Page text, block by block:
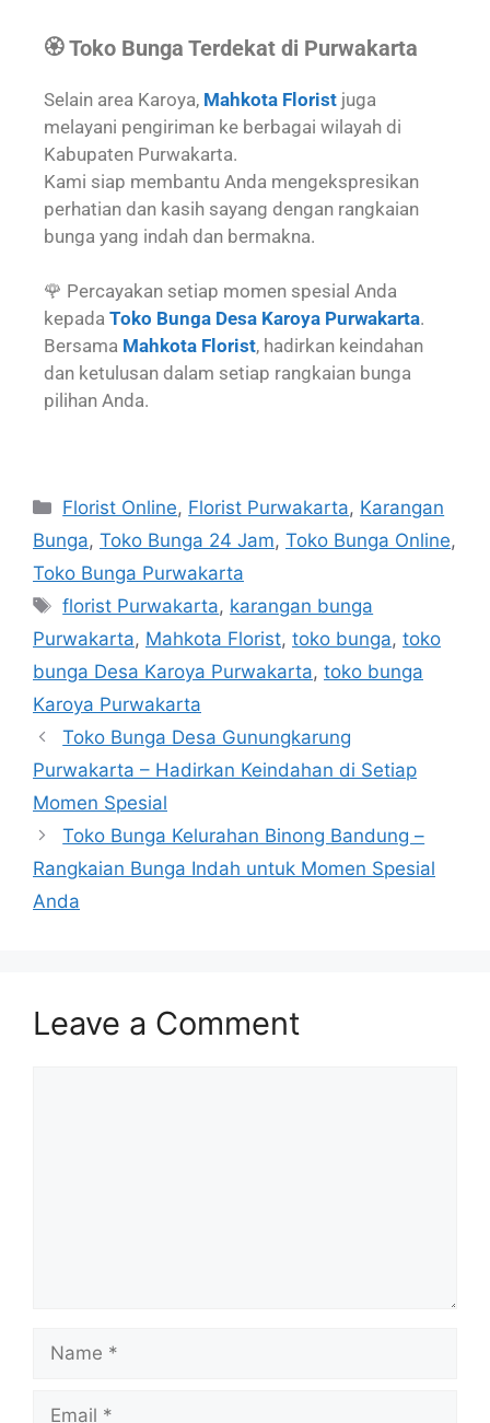
🏵️ Toko Bunga Terdekat di Purwakarta
Selain area Karoya, Mahkota Florist juga
melayani pengiriman ke berbagai wilayah di
Kabupaten Purwakarta.
Kami siap membantu Anda mengekspresikan
perhatian dan kasih sayang dengan rangkaian
bunga yang indah dan bermakna.
🌹 Percayakan setiap momen spesial Anda
kepada Toko Bunga Desa Karoya Purwakarta.
Bersama Mahkota Florist, hadirkan keindahan
dan ketulusan dalam setiap rangkaian bunga
pilihan Anda.
Florist Online, Florist Purwakarta, Karangan
Bunga, Toko Bunga 24 Jam, Toko Bunga Online,
Toko Bunga Purwakarta
florist Purwakarta, karangan bunga
Purwakarta, Mahkota Florist, toko bunga, toko
bunga Desa Karoya Purwakarta, toko bunga
Karoya Purwakarta
Toko Bunga Desa Gunungkarung
Purwakarta – Hadirkan Keindahan di Setiap
Momen Spesial
Toko Bunga Kelurahan Binong Bandung –
Rangkaian Bunga Indah untuk Momen Spesial
Anda
Leave a Comment